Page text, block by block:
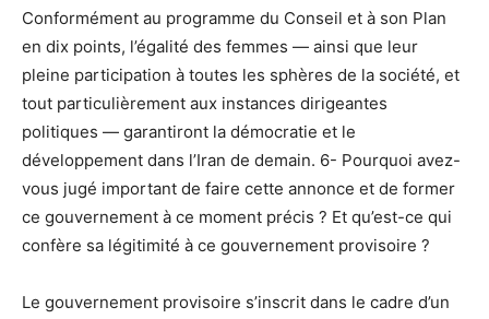
Conformément au programme du Conseil et à son Plan
en dix points, l’égalité des femmes — ainsi que leur
pleine participation à toutes les sphères de la société, et
tout particulièrement aux instances dirigeantes
politiques — garantiront la démocratie et le
développement dans l’Iran de demain. 6- Pourquoi avez-
vous jugé important de faire cette annonce et de former
ce gouvernement à ce moment précis ? Et qu’est-ce qui
confère sa légitimité à ce gouvernement provisoire ?
Le gouvernement provisoire s’inscrit dans le cadre d’un